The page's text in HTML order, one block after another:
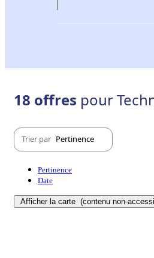
18 offres pour
Trier par Pertinence
Pertinence
Date
Afficher la carte (contenu non-